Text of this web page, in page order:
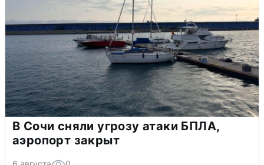
В Сочи сняли угрозу атаки БПЛА,
аэропорт закрыт